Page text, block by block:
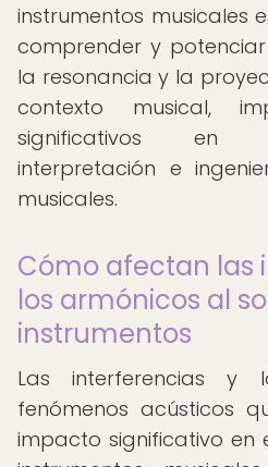
instrumentos musicales
comprender y
la resonancia y la
contexto musical,
significativos en
interpretación e
musicales.
Cómo afectan las
los armónicos al
instrumentos
Las interferencias y
fenómenos acústicos
impacto significativo en